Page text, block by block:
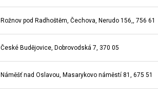
Rožnov pod Radhoštěm, Čechova, Nerudo 156,, 756 61
České Budějovice, Dobrovodská 7, 370 05
Náměšť nad Oslavou, Masarykovo náměstí 81, 675 51